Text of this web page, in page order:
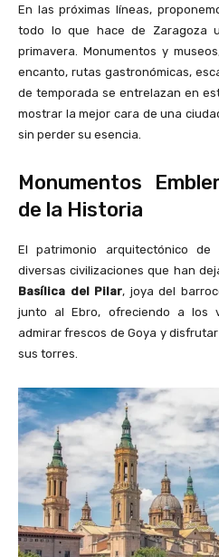
En laspróximas líneas,
todo loque hacede Zaragoza
primavera. Monumentos y museos
encanto, rutas gastronómicas,
de temporada se entrelazan en
mostrar la mejor cara de una
sin perder su esencia.
Monumentos
de la Historia
El patrimonio arquitectónico
diversas civilizaciones que han
Basílica del Pilar, joya del
junto al Ebro, ofreciendo a los
admirar frescos de Goya y
sus torres.